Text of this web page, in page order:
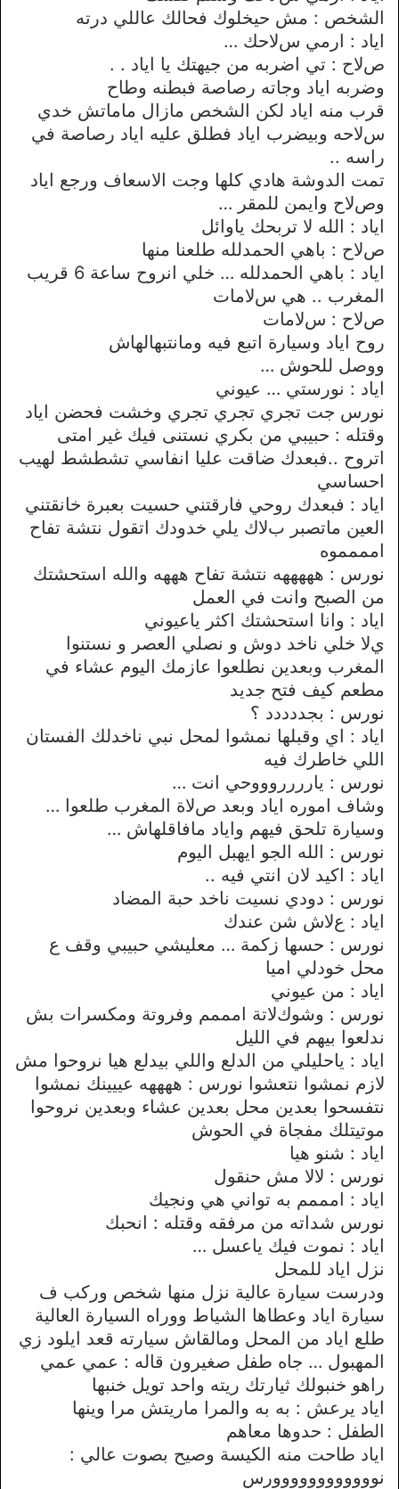
الشخص : مش حيخلوك فحالك عاللي درته
اياد : ارمي سﻻحك …
صﻻح : تي اضربه من جيهتك يا اياد . .
وضربه اياد وجاته رصاصة فبطنه وطاح
قرب منه اياد لكن الشخص مازال ماماتش خدي
سﻻحه وبيضرب اياد فطلق عليه اياد رصاصة في
راسه ..
تمت الدوشة هادي كلها وجت اﻻسعاف ورجع اياد
وصﻻح وايمن للمقر …
اياد : الله ﻻ تربحك ياوائل
صﻻح : باهي الحمدلله طلعنا منها
اياد : باهي الحمدلله … خلي انروح ساعة 6 قريب
المغرب .. هي سﻻمات
صﻻح : سﻻمات
روح اياد وسيارة اتبع فيه ومانتبهالهاش
ووصل للحوش …
اياد : نورستي … عيوني
نورس جت تجري تجري تجري وخشت فحضن اياد
وقتله : حبيبي من بكري نستنى فيك غير امتى
اتروح ..فبعدك ضاقت عليا انفاسي تشطشط لهيب
احساسي
اياد : فبعدك روحي فارقتني حسيت بعبرة خانقتني
العين ماتصبر بﻻك يلي خدودك اتقول نتشة تفاح
امممموه
نورس : هههههه نتشة تفاح هههه والله استحشتك
من الصبح وانت في العمل
اياد : وانا استحشتك اكثر ياعيوني
يﻻ خلي ناخد دوش و نصلي العصر و نستنوا
المغرب وبعدين نطلعوا عازمك اليوم عشاء في
مطعم كيف فتح جديد
نورس : بجددددد ؟
اياد : اي وقبلها نمشوا لمحل نبي ناخدلك الفستان
اللي خاطرك فيه
نورس : يارررروووحي انت …
وشاف اموره اياد وبعد صﻻة المغرب طلعوا …
وسيارة تلحق فيهم واياد مافاقلهاش …
نورس : الله الجو ايهبل اليوم
اياد : اكيد ﻻن انتي فيه ..
نورس : دودي نسيت ناخد حبة المضاد
اياد : عﻻش شن عندك
نورس : حسها زكمة … معليشي حبيبي وقف ع
محل خودلي اميا
اياد : من عيوني
نورس : وشوكﻻتة امممم وفروتة ومكسرات بش
ندلعوا بيهم في الليل
اياد : ياحليلي من الدلع واللي بيدلع هيا نروحوا مش
ﻻزم نمشوا نتعشوا نورس : ههههه عييينك نمشوا
نتفسحوا بعدين محل بعدين عشاء وبعدين نروحوا
موتيتلك مفجاة في الحوش
اياد : شنو هيا
نورس : ﻻﻻ مش حنقول
اياد : امممم به تواني هي ونجيك
نورس شداته من مرفقه وقتله : انحبك
اياد : نموت فيك ياعسل …
نزل اياد للمحل
ودرست سيارة عالية نزل منها شخص وركب ف
سيارة اياد وعطاها الشياط ووراه السيارة العالية
طلع اياد من المحل ومالقاش سيارته قعد ايلود زي
المهبول … جاه طفل صغيرون قاله : عمي عمي
راهو خنبولك ثيارتك ريته واحد تويل خنبها
اياد يرعش : به به والمرا ماريتش مرا وينها
الطفل : حدوها معاهم
اياد طاحت منه الكيسة وصيح بصوت عالي :
نوووووووووووورس